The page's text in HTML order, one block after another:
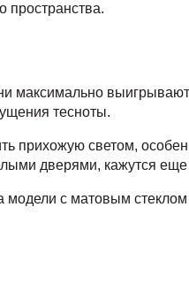
пространства.
выигрывают
тесноты.
прихожую светом,
дверями, кажутся
модели с матовым